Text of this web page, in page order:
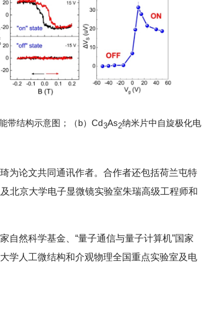
带结构示意图；（b）Cd3As2纳米片中自旋极化电
为论文共同通讯作者。合作者还包括荷兰屯特
北京大学电子显微镜实验室朱瑞高级工程师和
自然科学基金、“量子通信与量子计算机”国家
学人工微结构和介观物理全国重点实验室及电